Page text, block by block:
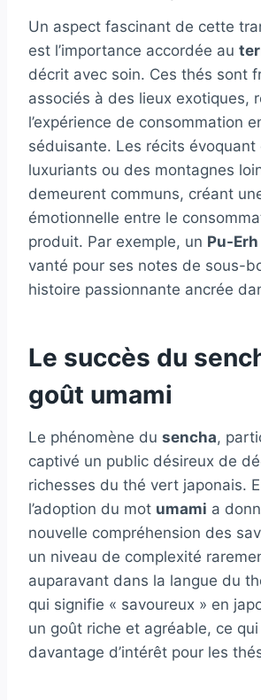
Un aspect fascinant de cette
est l’importance accordée au
décrit avec soin. Ces thés sont
associés à des lieux exotiques,
l’expérience de consommation
séduisante. Les récits évoquant
luxuriants ou des montagnes
demeurent communs, créant
émotionnelle entre le
produit. Par exemple, un Pu-Erh
vanté pour ses notes de sous-
histoire passionnante ancrée
Le succès du
goût umami
Le phénomène du sencha,
captivé un public désireux de
richesses du thé vert japonais.
l’adoption du mot umami a
nouvelle compréhension des
un niveau de complexité
auparavant dans la langue du
qui signifie « savoureux » en
un goût riche et agréable, ce
davantage d’intérêt pour les